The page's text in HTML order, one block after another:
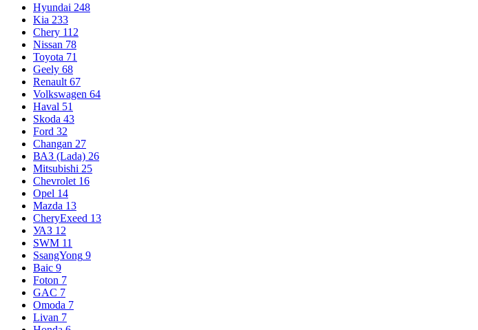
Hyundai 248
Kia 233
Chery 112
Nissan 78
Toyota 71
Geely 68
Renault 67
Volkswagen 64
Haval 51
Skoda 43
Ford 32
Changan 27
ВАЗ (Lada) 26
Mitsubishi 25
Chevrolet 16
Opel 14
Mazda 13
CheryExeed 13
УАЗ 12
SWM 11
SsangYong 9
Baic 9
Foton 7
GAC 7
Omoda 7
Livan 7